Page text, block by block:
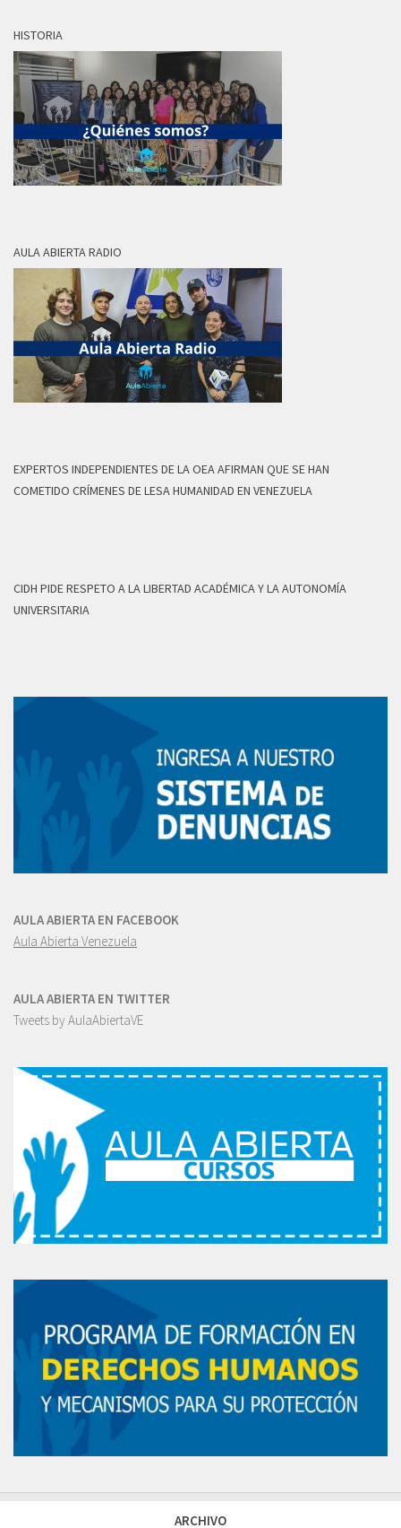
HISTORIA
AULA ABIERTA RADIO
EXPERTOS INDEPENDIENTES DE LA OEA AFIRMAN QUE SE HAN
COMETIDO CRÍMENES DE LESA HUMANIDAD EN VENEZUELA
CIDH PIDE RESPETO A LA LIBERTAD ACADÉMICA Y LA AUTONOMÍA
UNIVERSITARIA
AULA ABIERTA EN FACEBOOK
Aula Abierta Venezuela
AULA ABIERTA EN TWITTER
Tweets by AulaAbiertaVE
ARCHIVO